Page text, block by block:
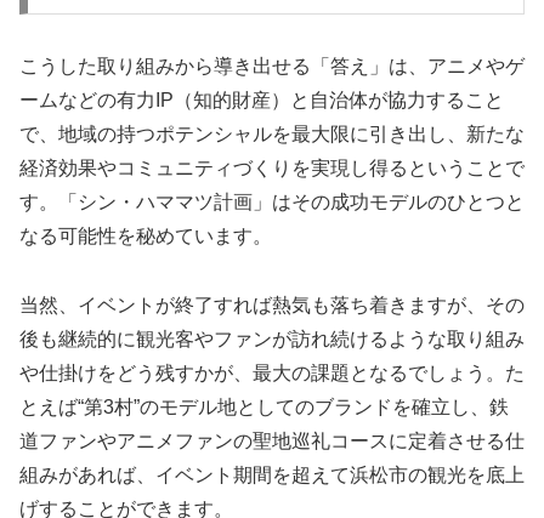
こうした取り組みから導き出せる「答え」は、アニメやゲ
ームなどの有力IP（知的財産）と自治体が協力すること
で、地域の持つポテンシャルを最大限に引き出し、新たな
経済効果やコミュニティづくりを実現し得るということで
す。「シン・ハママツ計画」はその成功モデルのひとつと
なる可能性を秘めています。
当然、イベントが終了すれば熱気も落ち着きますが、その
後も継続的に観光客やファンが訪れ続けるような取り組み
や仕掛けをどう残すかが、最大の課題となるでしょう。た
とえば“第3村”のモデル地としてのブランドを確立し、鉄
道ファンやアニメファンの聖地巡礼コースに定着させる仕
組みがあれば、イベント期間を超えて浜松市の観光を底上
げすることができます。